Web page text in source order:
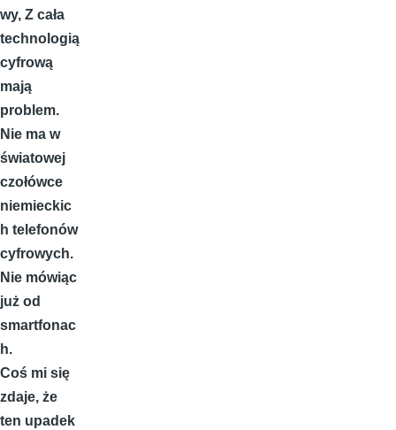
wy, Z cała
technologią
cyfrową
mają
problem.
Nie ma w
światowej
czołówce
niemieckic
h telefonów
cyfrowych.
Nie mówiąc
już od
smartfonac
h.
Coś mi się
zdaje, że
ten upadek